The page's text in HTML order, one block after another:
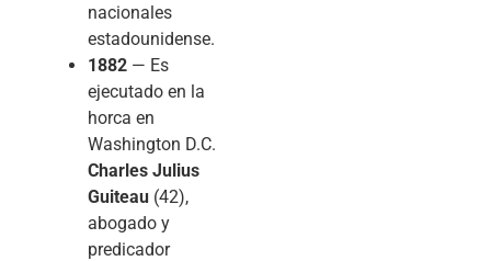
nacionales
estadounidense.
1882 — Es
ejecutado en la
horca en
Washington D.C.
Charles Julius
Guiteau (42),
abogado y
predicador